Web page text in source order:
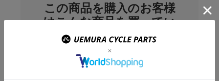
この商品を購入のお客様
はこんな商品を買ってい
ます